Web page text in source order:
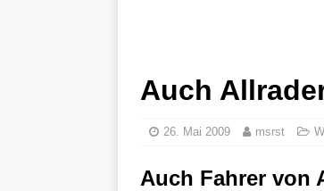
Auch
26. Mai 2009 msrst
Auch Fahrer von